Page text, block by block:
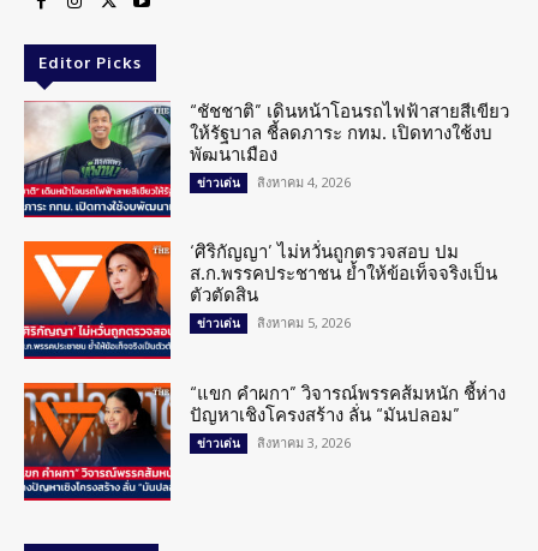
Editor Picks
“ชัชชาติ” เดินหน้าโอนรถไฟฟ้าสายสีเขียว
ให้รัฐบาล ชี้ลดภาระ กทม. เปิดทางใช้งบ
พัฒนาเมือง
ข่าวเด่น สิงหาคม 4, 2026
‘ศิริกัญญา’ ไม่หวั่นถูกตรวจสอบ ปม
ส.ก.พรรคประชาชน ย้ำให้ข้อเท็จจริงเป็น
ตัวตัดสิน
ข่าวเด่น สิงหาคม 5, 2026
“แขก คำผกา” วิจารณ์พรรคส้มหนัก ชี้ห่าง
ปัญหาเชิงโครงสร้าง ลั่น “มันปลอม”
ข่าวเด่น สิงหาคม 3, 2026